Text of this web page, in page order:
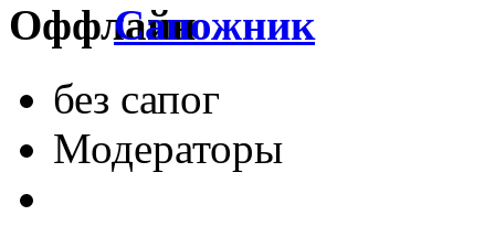
Сапожник
без сапог
Модераторы